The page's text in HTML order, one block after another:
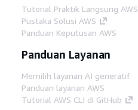
Tutorial Praktik Langsung AWS
Pustaka Solusi AWS
Panduan Keputusan AWS
Panduan Layanan
Memilih layanan AI generatif
Panduan layanan AWS
Tutorial AWS CLI di GitHub